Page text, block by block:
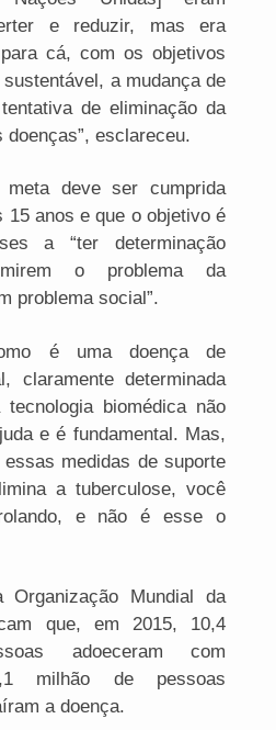
e reduzir, mas era
cá, com os objetivos
a mudança de
de eliminação da
esclareceu.
deve ser cumprida
15 anos e que o objetivo é
a “ter determinação
o problema da
problema social”.
é uma doença de
claramente determinada
biomédica não
e é fundamental. Mas,
medidas de suporte
a tuberculose, você
e não é esse o
Mundial da
que, em 2015, 10,4
adoeceram com
milhão de pessoas
a doença.